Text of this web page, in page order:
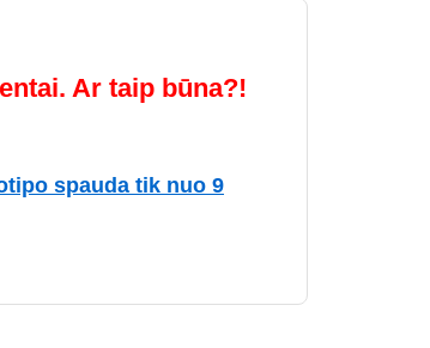
Ar taip būna?!
spauda tik nuo 9